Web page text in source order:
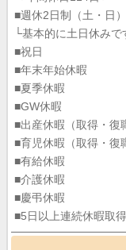
■週休2日制（土・日）
└基本的に土日休み
■祝日
■年末年始休暇
■夏季休暇
■GW休暇
■出産休暇（取得・復
■育児休暇（取得・復
■有給休暇
■介護休暇
■慶弔休暇
■5日以上連続休暇取